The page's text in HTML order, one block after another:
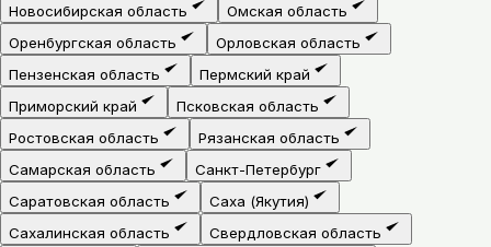
Новосибирская область
Омская область
Оренбургская область
Орловская область
Пензенская область
Пермский край
Приморский край
Псковская область
Ростовская область
Рязанская область
Самарская область
Санкт-Петербург
Саратовская область
Саха (Якутия)
Сахалинская область
Свердловская область